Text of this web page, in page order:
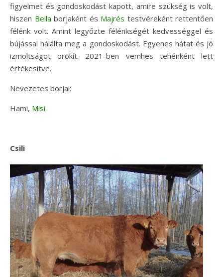
figyelmet és gondoskodást kapott, amire szükség is volt,
hiszen Bella borjaként és Majrés testvéreként rettentően
félénk volt. Amint legyőzte félénkségét kedvességgel és
bújással hálálta meg a gondoskodást. Egyenes hátat és jó
izmoltságot örökít. 2021-ben vemhes tehénként lett
értékesítve.
Nevezetes borjai:
Hami, Misi
Csili